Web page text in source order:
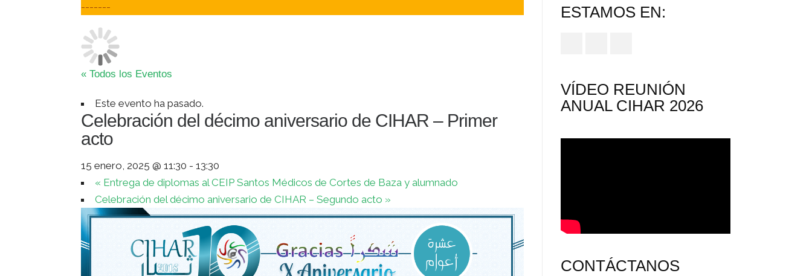
-------
« Todos los Eventos
Este evento ha pasado.
Celebración del décimo aniversario de CIHAR – Primer
acto
15 enero, 2025 @ 11:30 -13:30
« Entrega de diplomas al CEIP Santos Médicos de Cortes de Baza y alumnado
Celebración del décimo aniversario de CIHAR – Segundo acto »
ESTAMOS EN:
VÍDEO REUNIÓN
ANUAL CIHAR 2026
CONTÁCTANOS